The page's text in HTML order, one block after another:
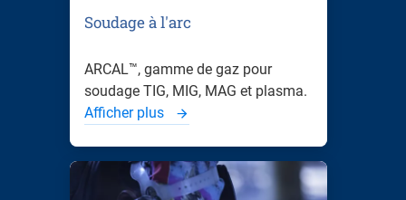
Soudage à l'arc
ARCAL™, gamme de gaz pour
soudage TIG, MIG, MAG et plasma.
Afficher plus